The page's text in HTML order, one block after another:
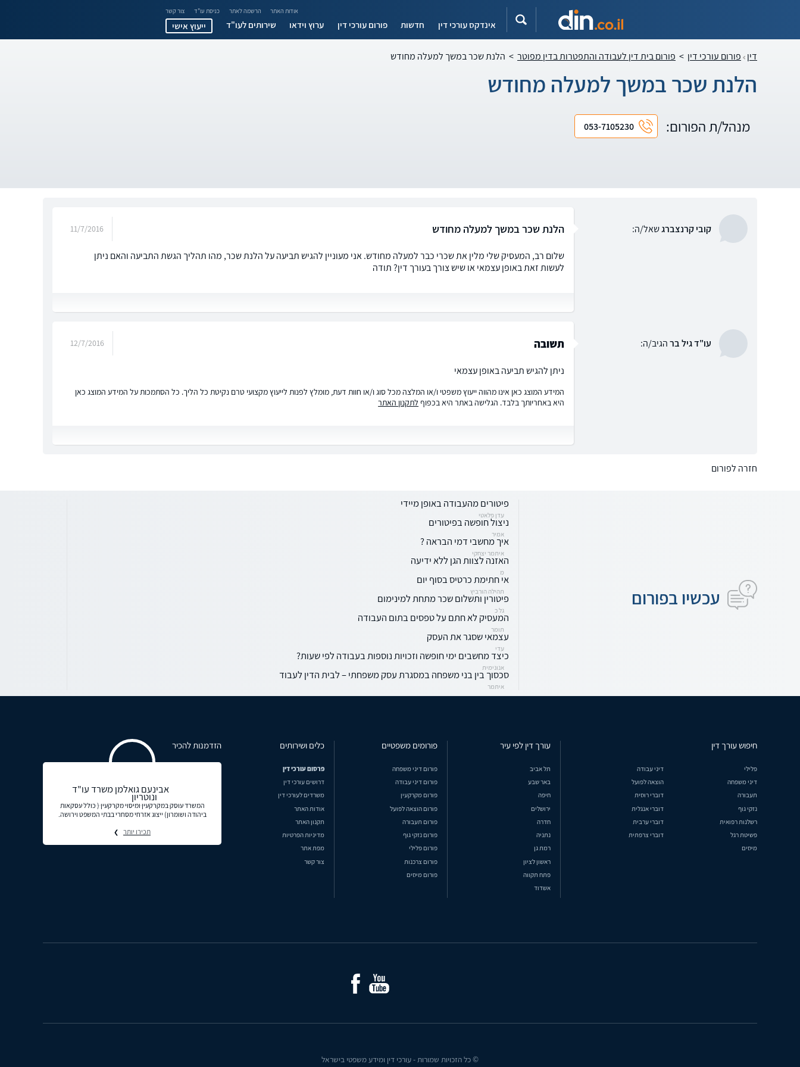
אודות האתר הרשמה לאתר כניסת עו"ד צור קשר
אינדקס עורכי דין חדשות פורום עורכי דין ערוץ וידאו שירותים לעו"ד ייעוץ אישי
דין פורום עורכי דין > פורום בית דין לעבודה והתפטרות בדין מפוטר > הלנת שכר במשך למעלה מחודש
הלנת שכר במשך למעלה מחודש
מנהל/ת הפורום: 053-7105230
קובי קרנצברגשאל/ה: הלנת שכר במשך למעלה מחודש 11/7/2016
שלום רב, המעסיק שלי מלין את שכרי כבר למעלה מחודש. אני מעוניין להגיש תביעה על הלנת שכר, מהו תהליך הגשת התביעה והאם ניתן
לעשות זאת באופן עצמאי או שיש צורך בעורך דין? תודה
עו"ד גיל ברהגיב/ה: תשובה 12/7/2016
ניתן להגיש תביעה באופן עצמאי
המידע המוצג כאן אינו מהווה ייעוץ משפטי ו/או המלצה מכל סוג ו/או חוות דעת, מומלץ לפנות לייעוץ מקצועי טרם נקיטת כל הליך. כל הסתמכות על המידע המוצג כאן
היא באחריותך בלבד. הגלישה באתר היא בכפוף לתקנון האתר
חזרה לפורום
עכשיו בפורום
פיטורים מהעבודה באופן מיידי
עדן פלאטי
ניצול חופשה בפיטורים
אמיר
איך מחשבי דמי הבראה ?
איתמר יצחקי
האזנה לצוות הגן ללא ידיעה
מ
אי חתימת כרטיס בסוף יום
תהילה הורביץ
פיטורין ותשלום שכר מתחת למינימום
גל כ
המעסיק לא חתם על טפסים בתום העבודה
תומר
עצמאי שסגר את העסק
עדי
כיצד מחשבים ימי חופשה וזכויות נוספות בעבודה לפי שעות?
אנונימית
סכסוך בין בני משפחה במסגרת עסק משפחתי – לבית הדין לעבוד
איתמר
חיפוש עורך דין
פלילי
דיני עבודה
דיני משפחה
הוצאה לפועל
תעבורה
דוברי רוסית
נזקי גוף
דוברי אנגלית
רשלנות רפואית
דוברי ערבית
פשיטת רגל
דוברי צרפתית
מיסים
עורך דין לפי עיר
תל אביב
באר שבע
חיפה
ירושלים
חדרה
נתניה
רמת גן
ראשון לציון
פתח תקווה
אשדוד
פורומים משפטיים
פורום דיני משפחה
פורום דיני עבודה
פורום מקרקעין
פורום הוצאה לפועל
פורום תעבורה
פורום נזקי גוף
פורום פלילי
פורום צרכנות
פורום מיסים
כלים ושירותים
פרסום עורכי דין
דרושים עורכי דין
משרדים לעורכי דין
אודות האתר
תקנון האתר
מדיניות הפרטיות
מפת אתר
צור קשר
הזדמנות להכיר
אבינעם גואלמן משרד עו"ד
ונוטריון
המשרד עוסק במקרקעין ומיסוי מקרקעין ( כולל עסקאות
ביהודה ושומרון) ייצוג אזרחי מסחרי בבתי המשפט וירושה.
תכירו יותר
© כל הזכויות שמורות - עורכי דין ומידע משפטי בישראל